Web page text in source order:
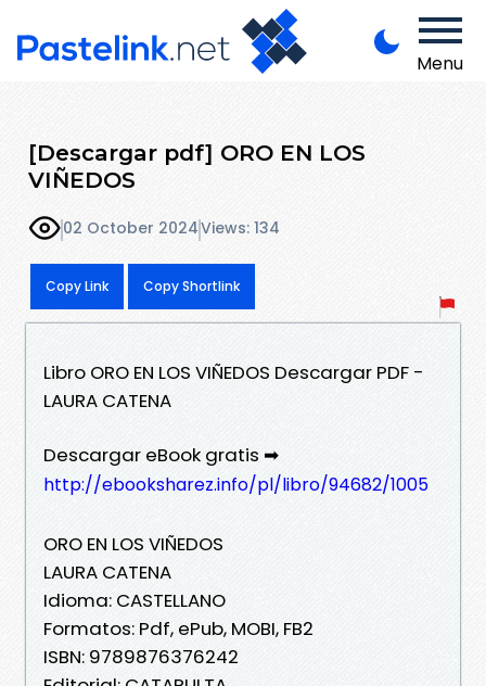
Menu
[Descargar pdf] ORO EN LOS
VIÑEDOS
02 October 2024Views: 134
Copy Link Copy Shortlink
Libro ORO EN LOS VIÑEDOS Descargar PDF -
LAURA CATENA
Descargar eBook gratis ➡
http://ebooksharez.info/pl/libro/94682/1005
ORO EN LOS VIÑEDOS
LAURA CATENA
Idioma: CASTELLANO
Formatos: Pdf, ePub, MOBI, FB2
ISBN: 9789876376242